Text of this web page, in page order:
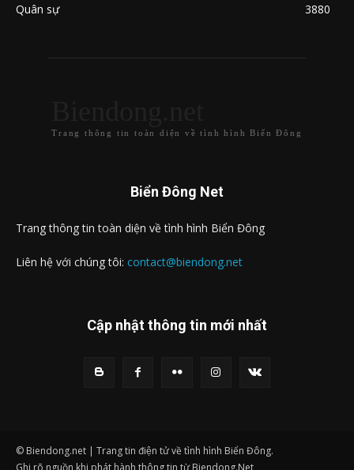
Quân sự
3880
Trang thông tin toàn diện về tình hình Biển Đông
Biển Đông Net
Trang thông tin toàn diện về tình hình Biển Đông
Liên hệ với chúng tôi: contact@biendong.net
Cập nhật thông tin mới nhất
© Biendong.net | Trang tin điện tử về tình hình Biển Đông.
Ghi rõ nguồn khi phát hành thông tin từ Biendong.Net